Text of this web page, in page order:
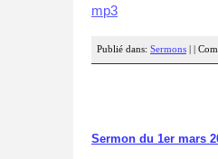
mp3
Publié dans: Sermons
Sermon du 1er mars